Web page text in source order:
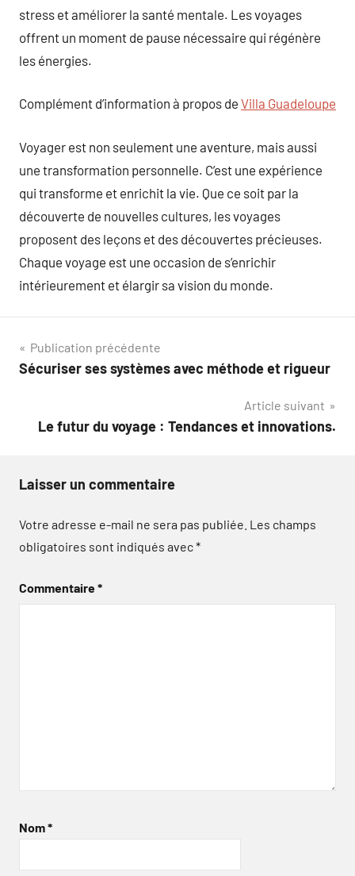
stress et améliorer la santé mentale. Les voyages
offrent un moment de pause nécessaire qui régénère
les énergies.
Complément d’information à propos de Villa Guadeloupe
Voyager est non seulement une aventure, mais aussi
une transformation personnelle. C’est une expérience
qui transforme et enrichit la vie. Que ce soit par la
découverte de nouvelles cultures, les voyages
proposent des leçons et des découvertes précieuses.
Chaque voyage est une occasion de s’enrichir
intérieurement et élargir sa vision du monde.
Navigation
de
Publication précédente
Sécuriser ses systèmes avec méthode et rigueur
Article suivant
Le futur du voyage : Tendances et innovations.
Laisser un commentaire
Votre adresse e-mail ne sera pas publiée. Les champs
obligatoires sont indiqués avec*
Commentaire*
Nom*